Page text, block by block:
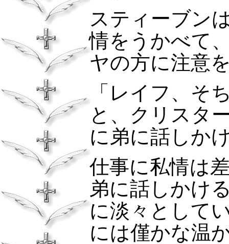
スティーブン
情をうかべて
ヤの方に注意
「レイフ、そ
と、クリスタ
に弟に話しか
仕事に私情は
弟に話しかけ
に淡々として
には僅かな温